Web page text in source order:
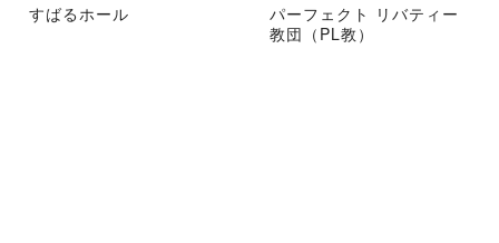
すばるホール
パーフェクト リバティー
教団（PL教）